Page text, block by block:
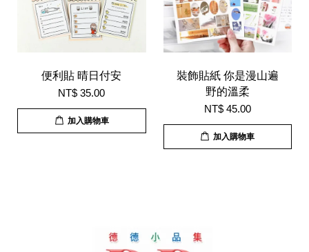
便利貼 晴日付安
NT$ 35.00
加入購物車
裝飾貼紙 你是漫山遍
野的溫柔
NT$ 45.00
加入購物車